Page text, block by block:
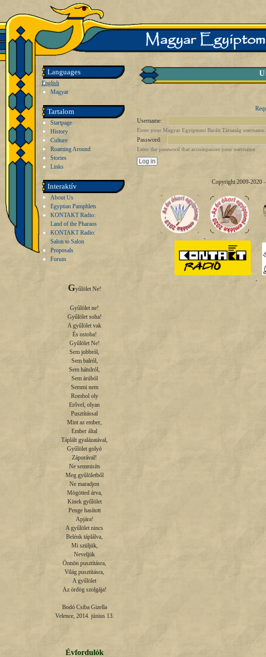
Languages
English
Magyar
Tartalom
Startpage
History
Culture
Roaming Around
Stories
Links
Interaktív
About Us
Egyptian Pamphlets
KONTAKT Radio:
Land of the Pharaos
KONTAKT Radio:
Salon to Salon
Proposals
Forum
Gyűlölet Ne!
Gyűlölet ne!
Gyűlölet soha!
A gyűlölet vak
És ostoba!
Gyűlölet Ne!
Sem jobbról,
Sem balról,
Sem hátulról,
Sem árúból
Semmi nem
Rombol oly
Erővel, olyan
Pusztítással
Mint az ember,
Ember által
Táplált gyalázatával,
Gyűlölet golyó
Záporával!
Ne semmisíts
Meg gyűlöletből
Ne maradjon
Mögötted árva,
Kinek gyűlölet
Penge hasított
Apjára!
A gyűlölet nincs
Belénk táplálva,
Mi szüljük,
Neveljük
Önnön pusztításra,
Világ pusztításra,
A gyűlölet
Az ördög szolgája!
Bodó Csiba Gizella
Velence, 2014. június 13.
Évfordulók
Username: *
Enter your Magyar Egyiptomi Baráti Társaság username.
Password: *
Enter the password that accompanies your username.
Copyright 2009-2020 -